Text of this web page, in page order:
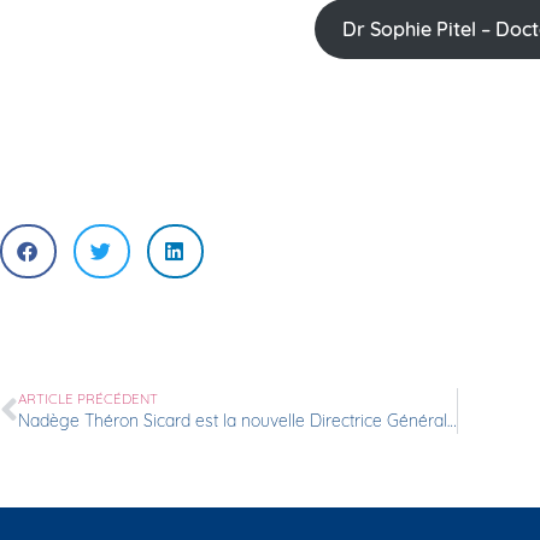
Dr Sophie Pitel –
ARTICLE PRÉCÉDENT
Nadège Théron Sicard est la nouvelle Directrice Générale de la Clinique Saint-Germain